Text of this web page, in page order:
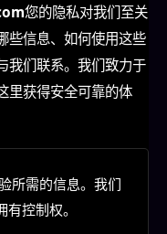
您的隐私对我们至关
些信息、如何使用这些
我们联系。我们致力于
里获得安全可靠的体
所需的信息。我们
控制权。